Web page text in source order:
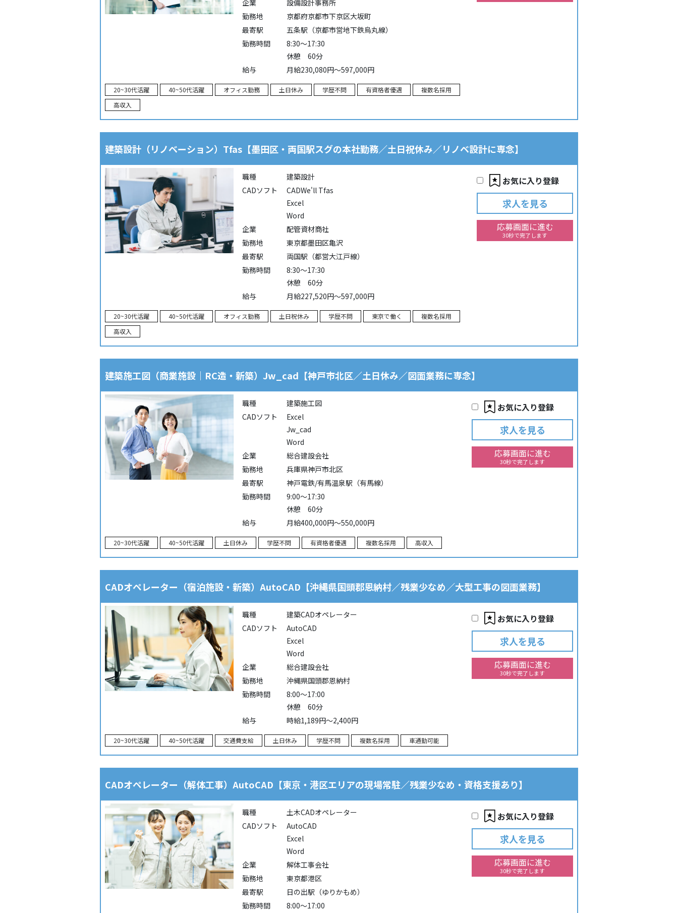
企業
設備設計事務所
勤務地
京都府京都市下京区大坂町
最寄駅
五条駅（京都市営地下鉄烏丸線）
勤務時間
8:30～17:30
休憩 60分
給与
月給230,080円～597,000円
20~30代活躍 40~50代活躍 オフィス勤務 土日休み 学歴不問 有資格者優遇
複数名採用
高収入
建築設計（リノベーション）Tfas【墨田区・両国駅スグの本社勤務／土日祝休み／リノベ設計に専念】
職種
建築設計
CADソフト
CADWe'll Tfas
Excel
Word
企業
配管資材商社
勤務地
東京都墨田区亀沢
最寄駅
両国駅（都営大江戸線）
勤務時間
8:30～17:30
休憩 60分
給与
月給227,520円～597,000円
20~30代活躍 40~50代活躍 オフィス勤務 土日祝休み 学歴不問 東京で働く
複数名採用
高収入
お気に入り登録
求人を見る
応募画面に進む
30秒で完了します
建築施工図（商業施設｜RC造・新築）Jw_cad【神戸市北区／土日休み／図面業務に専念】
職種
建築施工図
CADソフト
Excel
Jw_cad
Word
企業
総合建設会社
勤務地
兵庫県神戸市北区
最寄駅
神戸電鉄/有馬温泉駅（有馬線）
勤務時間
9:00～17:30
休憩 60分
給与
月給400,000円～550,000円
20~30代活躍 40~50代活躍 土日休み 学歴不問 有資格者優遇 複数名採用 高収入
お気に入り登録
求人を見る
応募画面に進む
30秒で完了します
CADオペレーター（宿泊施設・新築）AutoCAD【沖縄県国頭郡恩納村／残業少なめ／大型工事の図面業務】
職種
建築CADオペレーター
CADソフト
AutoCAD
Excel
Word
企業
総合建設会社
勤務地
沖縄県国頭郡恩納村
勤務時間
8:00～17:00
休憩 60分
給与
時給1,189円～2,400円
20~30代活躍 40~50代活躍 交通費支給 土日休み 学歴不問 複数名採用 車通勤可能
お気に入り登録
求人を見る
応募画面に進む
30秒で完了します
CADオペレーター（解体工事）AutoCAD【東京・港区エリアの現場常駐／残業少なめ・資格支援あり】
職種
土木CADオペレーター
CADソフト
AutoCAD
Excel
Word
企業
解体工事会社
勤務地
東京都港区
最寄駅
日の出駅（ゆりかもめ）
勤務時間
8:00～17:00
お気に入り登録
求人を見る
応募画面に進む
30秒で完了します